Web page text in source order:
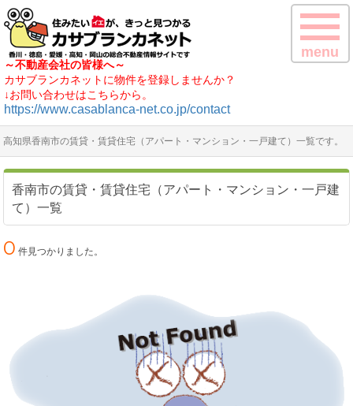
～不動産会社の皆様へ～
カサブランカネットに物件を登録しませんか？
↓お問い合わせはこちらから。
https://www.casablanca-net.co.jp/contact
menu
高知県香南市の賃貸・賃貸住宅（アパート・マンション・一戸建て）一覧です。
香南市の賃貸・賃貸住宅（アパート・マンション・一戸建
て）一覧
0 件見つかりました。